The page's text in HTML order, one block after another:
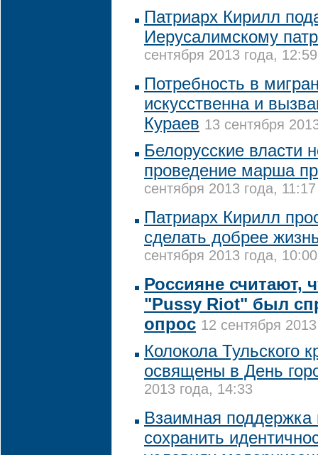
Патриарх Кирилл
Иерусалимскому
сентября 2013 года, 12:59
Потребность в
искусственна и
Кураев 13 сентября
Белорусские власти
проведение марша
сентября 2013 года, 11:17
Патриарх Кирилл
сделать добрее
сентября 2013 года, 10:00
Россияне считают,
"Pussy Riot" был
опрос 12 сентября
Колокола Тульского
освящены в День
2013 года, 14:33
Взаимная поддержка
сохранить